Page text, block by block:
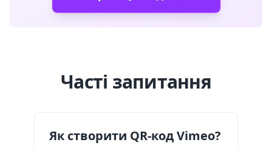
Часті запитання
Як створити QR-код Vimeo?